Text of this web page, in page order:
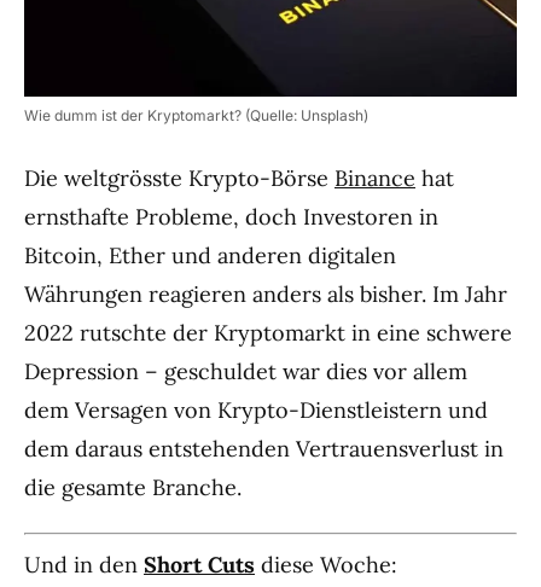
Wie dumm ist der Kryptomarkt? (Quelle: Unsplash)
Die weltgrösste Krypto-Börse Binance hat
ernsthafte Probleme, doch Investoren in
Bitcoin, Ether und anderen digitalen
Währungen reagieren anders als bisher. Im Jahr
2022 rutschte der Kryptomarkt in eine schwere
Depression – geschuldet war dies vor allem
dem Versagen von Krypto-Dienstleistern und
dem daraus entstehenden Vertrauensverlust in
die gesamte Branche.
Und in den Short Cuts diese Woche: